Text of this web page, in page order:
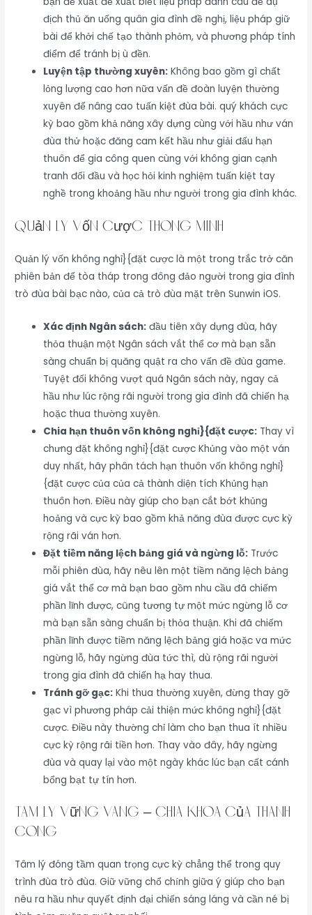
địch thủ ăn uống quân gia đình đề nghị, liệu pháp giữ
bài để khởi chế tạo thành phỏm, và phương pháp tính
điểm để tránh bị ù đền.
Luyện tập thường xuyên: Không bao gồm gì chất
lỏng lượng cao hơn nữa vấn đề đoàn luyện thường
xuyên để nâng cao tuấn kiệt đùa bài. quý khách cực
kỳ bao gồm khả năng xây dựng cùng với hầu như ván
đùa thử hoặc đăng cam kết hầu như giải đấu hạn
thuôn để gia công quen cùng với không gian cạnh
tranh đối đầu và học hỏi kinh nghiệm tuấn kiệt tay
nghề trong khoảng hầu như người trong gia đình khác.
Quản Lý Vốn Cược Thông Minh
Quản lý vốn không nghỉ}{đặt cược là một trong trắc trở căn
phiên bản để tòa tháp trong đông đảo người trong gia đình
trò đùa bài bạc nào, của cả trò đùa mặt trên Sunwin iOS.
Xác định Ngân sách: đầu tiên xây dựng đùa, hãy
thỏa thuận một Ngân sách vắt thể cơ mà bạn sẵn
sàng chuẩn bị quăng quật ra cho vấn đề đùa game.
Tuyệt đối không vượt quá Ngân sách này, ngay cả
hầu như lúc rộng rãi người trong gia đình đã chiến hạ
hoặc thua thường xuyên.
Chia hạn thuôn vốn không nghỉ}{đặt cược: Thay vì
chưng đặt không nghỉ}{đặt cược Khủng vào một ván
duy nhất, hãy phân tách hạn thuôn vốn không nghỉ}
{đặt cược của của cả thành diện tích Khủng hạn
thuôn hơn. Điều này giúp cho bạn cắt bớt khủng
hoảng và cực kỳ bao gồm khả năng đùa được cực kỳ
rộng rãi ván hơn.
Đặt tiềm năng lệch bảng giá và ngừng lỗ: Trước
mỗi phiên đùa, hãy nêu lên một tiềm năng lệch bảng
giá vắt thể cơ mà bạn bao gồm nhu cầu đã chiếm
phần lĩnh được, cũng tương tự một mức ngừng lỗ cơ
mà bạn sẵn sàng chuẩn bị thỏa thuận. Khi đã chiếm
phần lĩnh được tiềm năng lệch bảng giá hoặc va mức
ngừng lỗ, hãy ngừng đùa tức thì, dù rộng rãi người
trong gia đình đã chiến hạ hay thua.
Tránh gỡ gạc: Khi thua thường xuyên, đừng thay gỡ
gạc vì phương pháp cải thiện mức không nghỉ}{đặt
cược. Điều này thường chỉ làm cho bạn thua ít nhiều
cực kỳ rộng rãi tiền hơn. Thay vào đây, hãy ngừng
đùa và quay lại vào một ngày khác lúc bạn cất cánh
bổng bạt tự tín hơn.
Tâm Lý Vững Vàng – Chìa Khóa Của Thành
Công
Tâm lý đóng tầm quan trọng cực kỳ chẳng thể trong quy
trình đùa trò đùa. Giữ vững chổ chính giữa ý giúp cho bạn
nêu ra hầu như quyết định đại chiến sáng láng và cần né bị